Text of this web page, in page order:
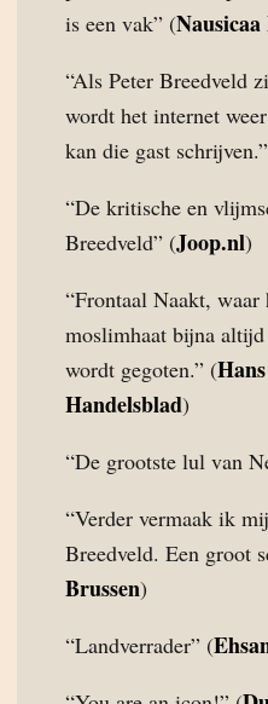
is een vak” (
“Als Peter Breedveld
wordt het internet
kan die gast
“De kritische en
Breedveld” (Joop.nl)
“Frontaal Naakt, waar
moslimhaat bijna
wordt gegoten.” (
Handelsblad)
“De grootste lul van
“Verder vermaak ik
Breedveld. Een groot
Brussen)
“Landverrader” (